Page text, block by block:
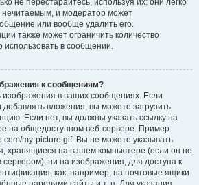
не перестарайтесь, используя их: они легко
нечитаемым, и модератор может
или вообще удалить его.
также может ограничить количество
использовать в сообщении.
к сообщениям?
в ваших сообщениях. Если
вложения, вы можете загрузить
Если нет, вы должны указать ссылку на
на общедоступном веб-сервере. Пример
my-picture.gif. Вы не можете указывать
хранящиеся на вашем компьютере (если он не
ни на изображения, для доступа к
как, например, на почтовые ящики